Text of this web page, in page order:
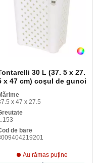
30 L (37. 5 x 27.
x 47 cm) coşul de gunoi
x 47 x 27.5
de bare
Au rămas puține